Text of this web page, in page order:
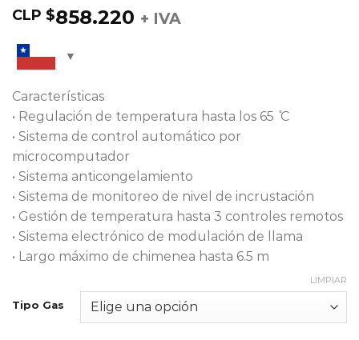
CLP $858.220 + IVA
Características
• Regulación de temperatura hasta los 65 ̊C
• Sistema de control automático por
microcomputador
• Sistema anticongelamiento
• Sistema de monitoreo de nivel de incrustación
• Gestión de temperatura hasta 3 controles remotos
• Sistema electrónico de modulación de llama
• Largo máximo de chimenea hasta 6.5 m
Tipo Gas
LIMPIAR